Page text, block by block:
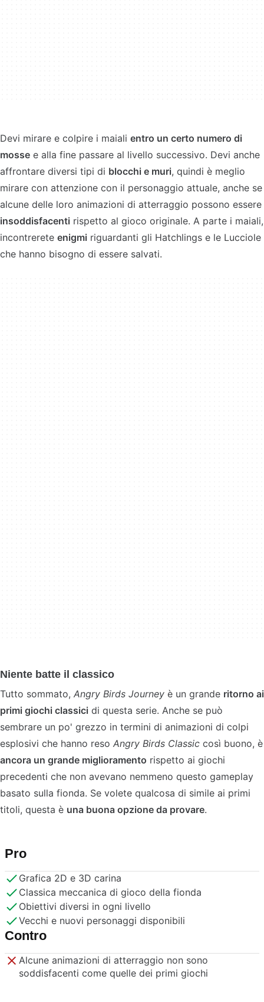
Devi mirare e colpire i maiali entro un certo numero di
mosse e alla fine passare al livello successivo. Devi anche
affrontare diversi tipi di blocchi e muri, quindi è meglio
mirare con attenzione con il personaggio attuale, anche se
alcune delle loro animazioni di atterraggio possono essere
insoddisfacenti rispetto al gioco originale. A parte i maiali,
incontrerete enigmi riguardanti gli Hatchlings e le Lucciole
che hanno bisogno di essere salvati.
Niente batte il classico
Tutto sommato, Angry Birds Journey è un grande ritorno ai
primi giochi classici di questa serie. Anche se può
sembrare un po' grezzo in termini di animazioni di colpi
esplosivi che hanno reso Angry Birds Classic così buono, è
ancora un grande miglioramento rispetto ai giochi
precedenti che non avevano nemmeno questo gameplay
basato sulla fionda. Se volete qualcosa di simile ai primi
titoli, questa è una buona opzione da provare.
Pro
Grafica 2D e 3D carina
Classica meccanica di gioco della fionda
Obiettivi diversi in ogni livello
Vecchi e nuovi personaggi disponibili
Contro
Alcune animazioni di atterraggio non sono
soddisfacenti come quelle dei primi giochi